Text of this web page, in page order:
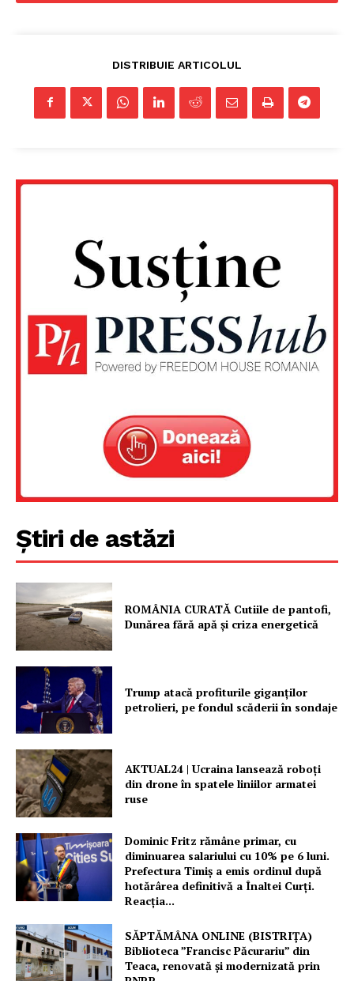
DISTRIBUIE ARTICOLUL
Știri de astăzi
ROMÂNIA CURATĂ Cutiile de pantofi,
Dunărea fără apă și criza energetică
Trump atacă profiturile giganților
petrolieri, pe fondul scăderii în sondaje
AKTUAL24 | Ucraina lansează roboți
din drone în spatele liniilor armatei
ruse
Dominic Fritz rămâne primar, cu
diminuarea salariului cu 10% pe 6 luni.
Prefectura Timiș a emis ordinul după
hotărârea definitivă a Înaltei Curți.
Reacția...
SĂPTĂMÂNA ONLINE (BISTRIȚA)
Biblioteca ”Francisc Păcurariu” din
Teaca, renovată și modernizată prin